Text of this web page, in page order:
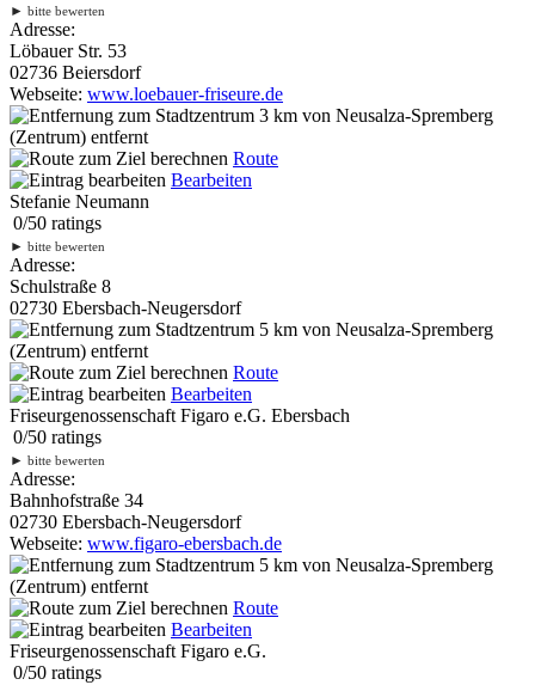
► bitte bewerten
Adresse:
Löbauer Str. 53
02736 Beiersdorf
Webseite: www.loebauer-friseure.de
3 km von Neusalza-Spremberg
(Zentrum) entfernt
Route
Bearbeiten
Stefanie Neumann
0/50 ratings
► bitte bewerten
Adresse:
Schulstraße 8
02730 Ebersbach-Neugersdorf
5 km von Neusalza-Spremberg
(Zentrum) entfernt
Route
Bearbeiten
Friseurgenossenschaft Figaro e.G. Ebersbach
0/50 ratings
► bitte bewerten
Adresse:
Bahnhofstraße 34
02730 Ebersbach-Neugersdorf
Webseite: www.figaro-ebersbach.de
5 km von Neusalza-Spremberg
(Zentrum) entfernt
Route
Bearbeiten
Friseurgenossenschaft Figaro e.G.
0/50 ratings